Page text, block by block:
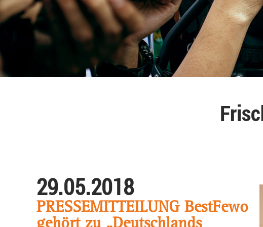
29.05.2018
PRESSEMITTEILUNG BestFewo
gehört zu „Deutschlands